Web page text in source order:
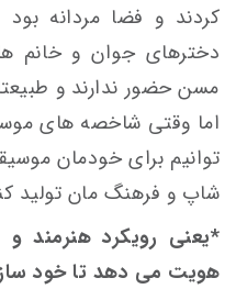
کردند و فضا مردانه
دخترهای جوان و خانم
مسن حضور ندارند و
اما وقتی شاخصه های
توانیم برای خودمان
شاپ و فرهنگ مان تولید
*یعنی رویکرد هنرمند
هویت می دهد تا خود